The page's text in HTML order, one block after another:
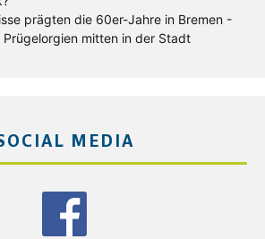
prägten die 60er-Jahre in Bremen -
Prügelorgien mitten in der Stadt
MEDIA